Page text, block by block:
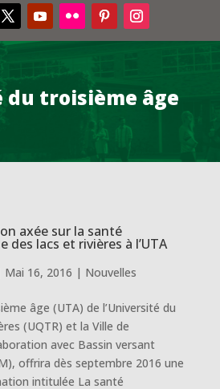
du troisième âge
axée sur la santé
des lacs et rivières à l’UTA
Mai 16, 2016 | Nouvelles
âge (UTA) de l’Université du
(UQTR) et la Ville de
avec Bassin versant
offrira dès septembre 2016 une
intitulée La santé